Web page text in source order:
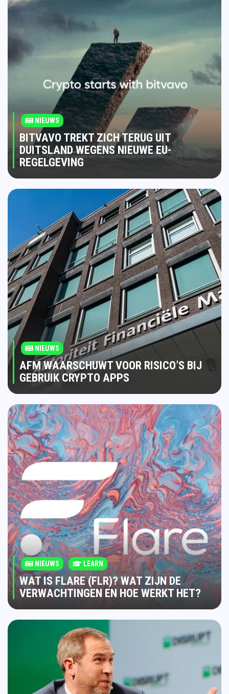
NIEUWS
BITVAVO TREKT ZICH TERUG UIT
DUITSLAND WEGENS NIEUWE EU-
REGELGEVING
NIEUWS
AFM WAARSCHUWT VOOR RISICO’S BIJ
GEBRUIK CRYPTO APPS
NIEUWS LEARN
WAT IS FLARE (FLR)? WAT ZIJN DE
VERWACHTINGEN EN HOE WERKT HET?